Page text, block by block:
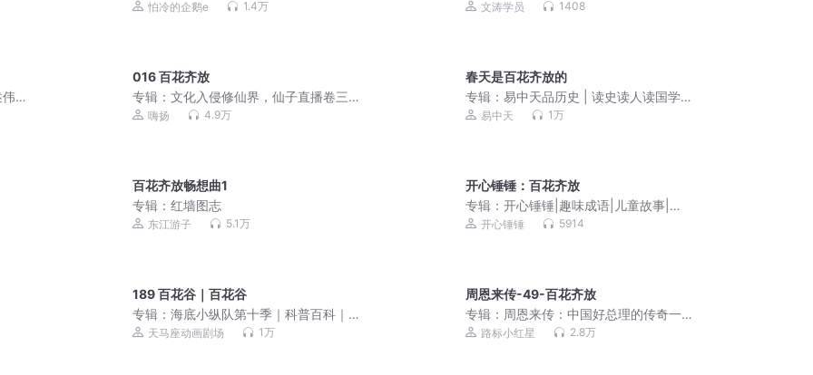
怕冷的企鹅e 1.4万
大领袖毛主席完整一生，勾勒政治生涯
文涛学员 1408
伟
016 百花齐放
专辑：文化入侵修仙界，仙子直播卷三
界|爆笑|反套路|穿越|修仙|嗨扬演播
嗨扬 4.9万
春天是百花齐放的
专辑：易中天品历史 | 读史读人读国学
经典合集 | 大白话历史 | 百家讲坛名师 |
易中天 1万
百花齐放畅想曲1
专辑：红墙图志
东江游子 5.1万
开心锤锤：百花齐放
专辑：开心锤锤|趣味成语|儿童故事|免
费故事
开心锤锤 5914
189 百花谷｜百花谷
专辑：海底小纵队第十季｜科普百科｜
热播动画
天马座动画剧场 1万
周恩来传-49-百花齐放
专辑： 周恩来传：中国好总理的传奇一
生|听名人传记，懂中国近现代史
路标小红星 2.8万